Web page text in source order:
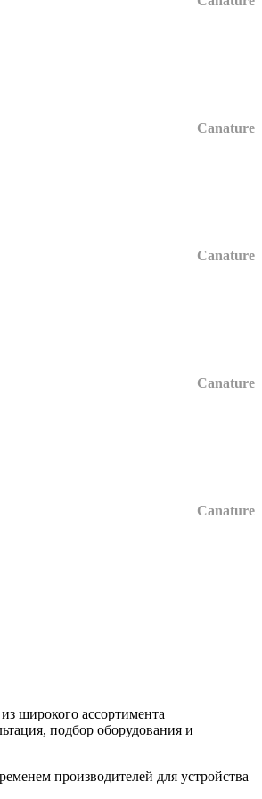
Canature
Canature
Canature
Canature
широкого ассортимента
подбор оборудования и
производителей для устройства